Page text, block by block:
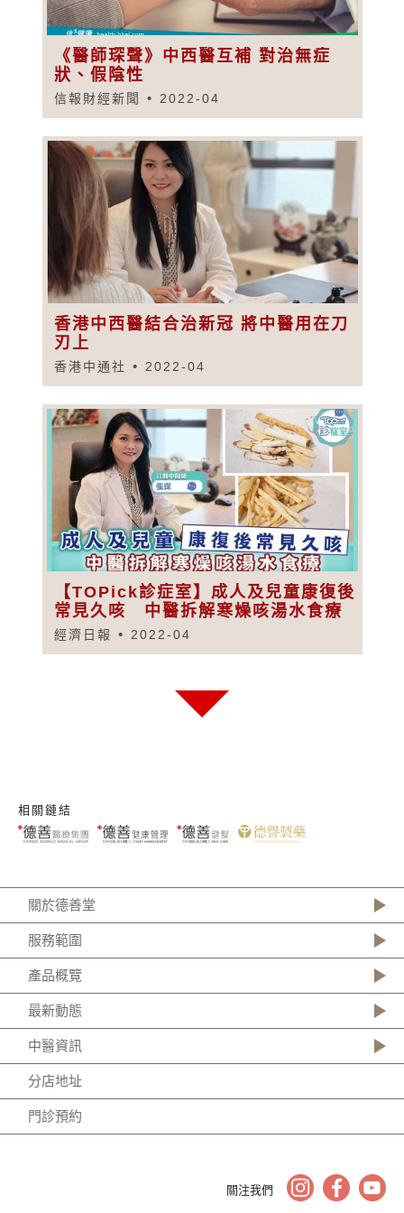
《醫師琛聲》中西醫互補 對治無症
狀、假陰性
信報財經新聞 2022-04
香港中西醫結合治新冠 將中醫用在刀
刃上
香港中通社 2022-04
【TOPick診症室】成人及兒童康復後
常見久咳 中醫拆解寒燥咳湯水食療
經濟日報 2022-04
相關鏈結
關於德善堂
服務範圍
產品概覽
最新動態
中醫資訊
分店地址
門診預約
關注我們